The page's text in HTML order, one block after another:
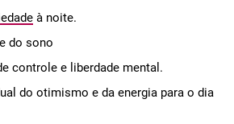
à noite.
do sono
controle e liberdade mental.
do otimismo e da energia para o dia